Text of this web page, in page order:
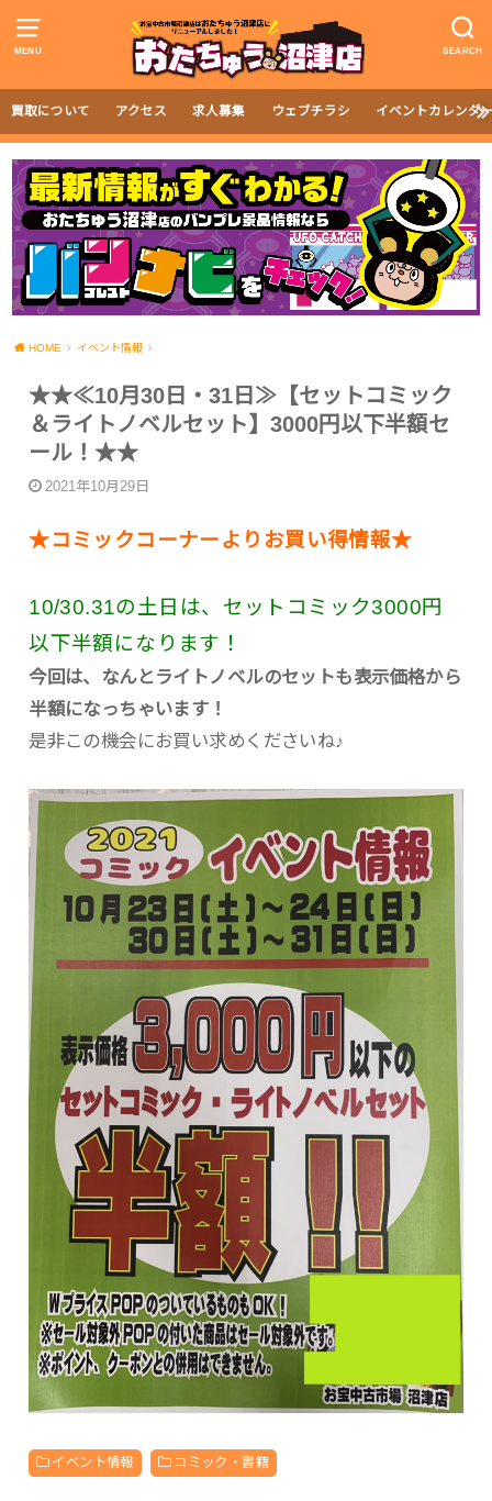
MENU SEARCH
買取について アクセス 求人募集 ウェブチラシ イベントカレンダ
HOME イベント情報
★★≪10月30日・31日≫【セットコミック
＆ライトノベルセット】3000円以下半額セ
ール！★★
2021年10月29日
★コミックコーナーよりお買い得情報★
10/30.31の土日は、セットコミック3000円
以下半額になります！
今回は、なんとライトノベルのセットも表示価格から
半額になっちゃいます！
是非この機会にお買い求めくださいね♪
イベント情報 コミック・書籍